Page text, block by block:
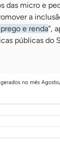
das micro e
a
e renda”,
públicas do